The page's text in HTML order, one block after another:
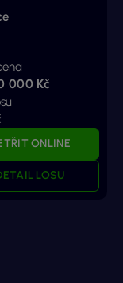
000 Kč
ONLINE
LOSU